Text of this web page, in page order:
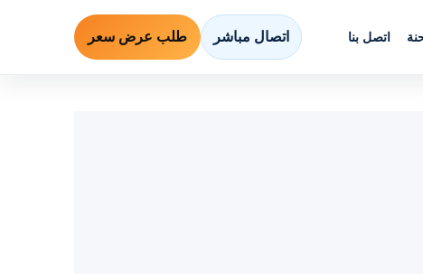
اتصل بنا اتصال مباشر طلب عرض سعر